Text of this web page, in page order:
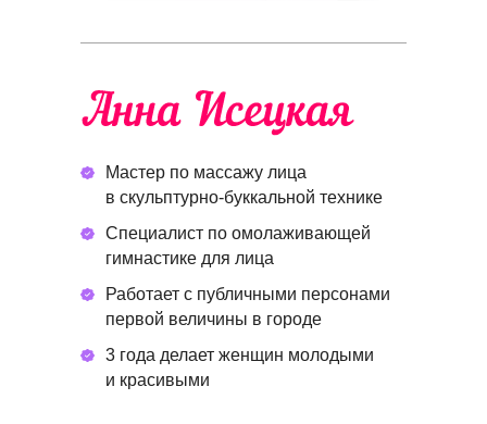
Мастер по массажу лица
в скульптурно-буккальной технике
Специалист по омолаживающей
гимнастике для лица
Работает с публичными персонами
первой величины в городе
3 года делает женщин молодыми
и красивыми